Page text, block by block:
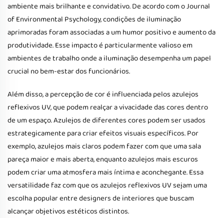
ambiente mais brilhante e convidativo. De acordo com o Journal
of Environmental Psychology, condições de iluminação
aprimoradas foram associadas a um humor positivo e aumento da
produtividade. Esse impacto é particularmente valioso em
ambientes de trabalho onde a iluminação desempenha um papel
crucial no bem-estar dos funcionários.
Além disso, a percepção de cor é influenciada pelos azulejos
reflexivos UV, que podem realçar a vivacidade das cores dentro
de um espaço. Azulejos de diferentes cores podem ser usados
estrategicamente para criar efeitos visuais específicos. Por
exemplo, azulejos mais claros podem fazer com que uma sala
pareça maior e mais aberta, enquanto azulejos mais escuros
podem criar uma atmosfera mais íntima e aconchegante. Essa
versatilidade faz com que os azulejos reflexivos UV sejam uma
escolha popular entre designers de interiores que buscam
alcançar objetivos estéticos distintos.